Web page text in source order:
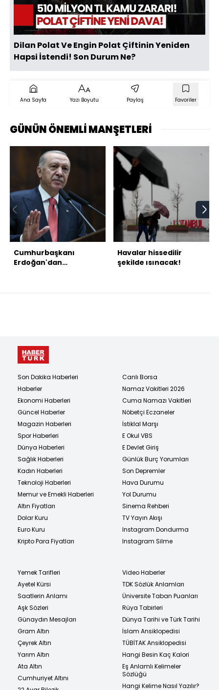
Oynat
Dilan Polat Ve Engin Polat Çiftinin Yeniden
Hapsi İstendi! Son Durum Ne?
Ana Sayfa Yazı Boyutu Paylaş Favoriler
GÜNÜN ÖNEMLİ MANŞETLERİ
Cumhurbaşkanı
Erdoğan'dan
Havalar hissedilir
şekilde ısınacak!
Son Dakika Haberleri
Haberler
Ekonomi Haberleri
Güncel Haberler
Magazin Haberleri
Spor Haberleri
Dünya Haberleri
Sağlık Haberleri
Kadın Haberleri
Teknoloji Haberleri
Memur ve Emekli Haberleri
Altın Fiyatları
Dolar Kuru
Euro Kuru
Kripto Para Fiyatları
Canlı Borsa
Namaz Vakitleri 2026
Cuma Namazı Vakitleri
Nöbetçi Eczaneler
İstiklal Marşı
E Okul VBS
E Devlet Giriş
Günlük Burç Yorumları
Son Depremler
Hava Durumu
Yol Durumu
Sinema Rehberi
TV Yayın Akışı
Instagram Dondurma
Instagram Silme
Yemek Tarifleri
Ayetel Kürsi
Saatlerin Anlamı
Aşk Sözleri
Günaydın Mesajları
Gram Altın
Çeyrek Altın
Yarım Altın
Ata Altın
Cumhuriyet Altını
Video Haberler
TDK Sözlük Anlamları
Üniversite Taban Puanları
Rüya Tabirleri
Dünya Tarihi ve Türk Tarihi
İslam Ansiklopedisi
TÜBİTAK Ansiklopedisi
Hangi Besin Kaç Kalori
Eş Anlamlı Kelimeler
Sözlüğü
Hangi Kelime Nasıl Yazılır?